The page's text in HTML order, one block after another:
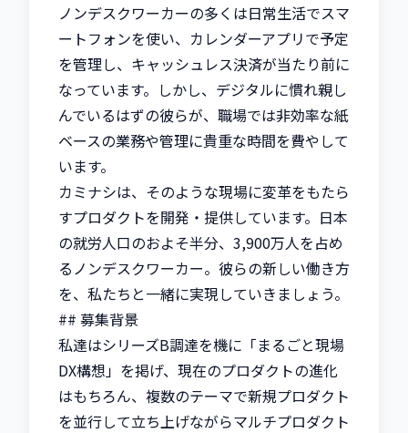
ノンデスクワーカーの多くは日常生活でスマ
ートフォンを使い、カレンダーアプリで予定
を管理し、キャッシュレス決済が当たり前に
なっています。しかし、デジタルに慣れ親し
んでいるはずの彼らが、職場では非効率な紙
ベースの業務や管理に貴重な時間を費やして
います。
カミナシは、そのような現場に変革をもたら
すプロダクトを開発・提供しています。日本
の就労人口のおよそ半分、3,900万人を占め
るノンデスクワーカー。彼らの新しい働き方
を、私たちと一緒に実現していきましょう。
## 募集背景
私達はシリーズB調達を機に「まるごと現場
DX構想」を掲げ、現在のプロダクトの進化
はもちろん、複数のテーマで新規プロダクト
を並行して立ち上げながらマルチプロダクト